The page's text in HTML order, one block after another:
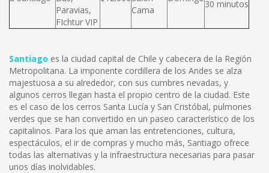
Paravias,
FIchtur VIP
Cama
30 minutos
Santiago es la ciudad capital de Chile y cabecera de la Región
Metropolitana. La imponente cordillera de los Andes se alza
majestuosa a su alrededor, con sus cumbres nevadas, y
algunos cerros llegan hasta el propio centro de la ciudad. Este
es el caso de los cerros Santa Lucía y San Cristóbal, pulmones
verdes que se han convertido en un paseo característico de los
capitalinos. Para los que aman las entretenciones, cultura,
espectáculos, el ir de compras y mucho más, Santiago ofrece
todas las alternativas y la infraestructura necesarias para pasar
unos días inolvidables.